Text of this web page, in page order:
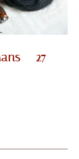
– 27